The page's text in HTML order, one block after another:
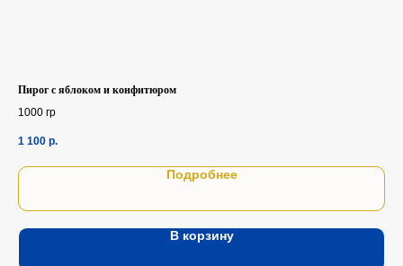
Пирог с яблоком и конфитюром
1000 гр
1 100 р.
Подробнее
В корзину